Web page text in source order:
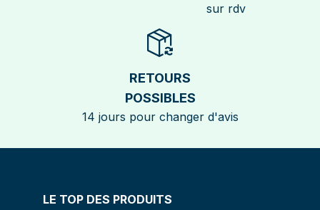
sur rdv
RETOURS
POSSIBLES
14 jours pour changer d'avis
LE TOP DES PRODUITS